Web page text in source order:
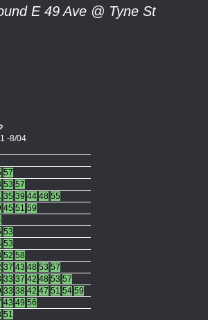
E 49 Ave @ Tyne St
-8/04
57
53 57
35 39 44 48 55
45 51 59
53
53
52 58
37 43 48 53 57
33 37 42 48 53 57
33 38 42 47 51 54 59
43 49 56
51